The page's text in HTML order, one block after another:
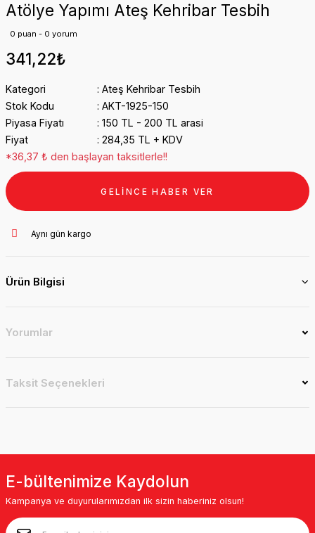
Atölye Yapımı Ateş Kehribar Tesbih
0 puan - 0 yorum
341,22₺
Kategori
Ateş Kehribar Tesbih
Stok Kodu
AKT-1925-150
Piyasa Fiyatı
150 TL - 200 TL arasi
Fiyat
284,35 TL + KDV
*36,37 ₺ den başlayan taksitlerle!!
GELİNCE HABER VER
Aynı gün kargo
Ürün Bilgisi
Yorumlar
Taksit Seçenekleri
E-bültenimize Kaydolun
Kampanya ve duyurularımızdan ilk sizin haberiniz olsun!